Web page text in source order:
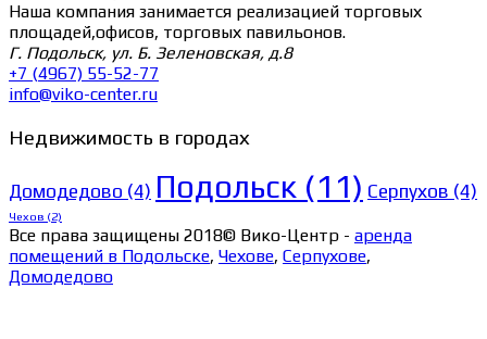
Наша компания занимается реализацией торговых
площадей,офисов, торговых павильонов.
Г. Подольск, ул. Б. Зеленовская, д.8
+7 (4967) 55-52-77
info@viko-center.ru
Недвижимость в городах
Домодедово (4) Подольск (11) Серпухов (4)
Чехов (2)
Все права защищены 2018© Вико-Центр - аренда
помещений в Подольске, Чехове, Серпухове,
Домодедово